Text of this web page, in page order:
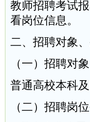
教师招聘考试
看岗位信息。
二、招聘对象
（一）招聘对象
普通高校本科及
（二）招聘岗